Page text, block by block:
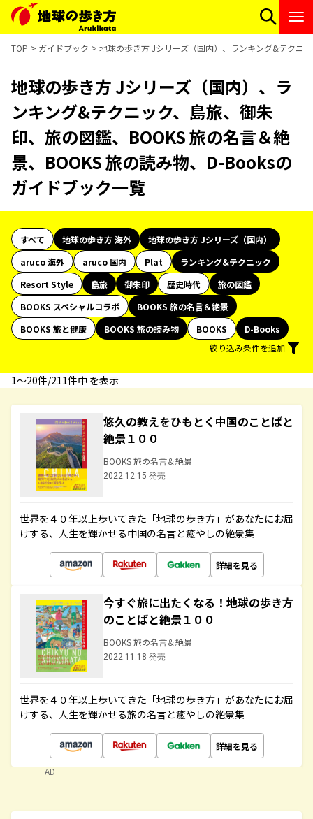
TOP ガイドブック 地球の歩き方 Jシリーズ（国内）、ランキング&テクニ
地球の歩き方 Jシリーズ（国内）、ラ
ンキング&テクニック、島旅、御朱
印、旅の図鑑、BOOKS 旅の名言＆絶
景、BOOKS 旅の読み物、D-Booksの
ガイドブック一覧
すべて 地球の歩き方 海外
地球の歩き方 Jシリーズ（国内）
aruco 海外
aruco 国内 Plat
ランキング&テクニック
Resort Style
島旅 御朱印 歴史時代
旅の図鑑
BOOKS スペシャルコラボ
BOOKS 旅の名言＆絶景
BOOKS 旅と健康
BOOKS 旅の読み物 BOOKS
D-Books
絞り込み条件を追加
1〜20件/211件中 を表示
悠久の教えをひもとく中国のことばと
絶景１００
BOOKS 旅の名言＆絶景
2022.12.15 発売
世界を４０年以上歩いてきた「地球の歩き方」があなたにお届
けする、人生を輝かせる中国の名言と癒やしの絶景集
詳細を見る
今すぐ旅に出たくなる！地球の歩き方
のことばと絶景１００
BOOKS 旅の名言＆絶景
2022.11.18 発売
世界を４０年以上歩いてきた「地球の歩き方」があなたにお届
けする、人生を輝かせる旅の名言と癒やしの絶景集
詳細を見る
AD